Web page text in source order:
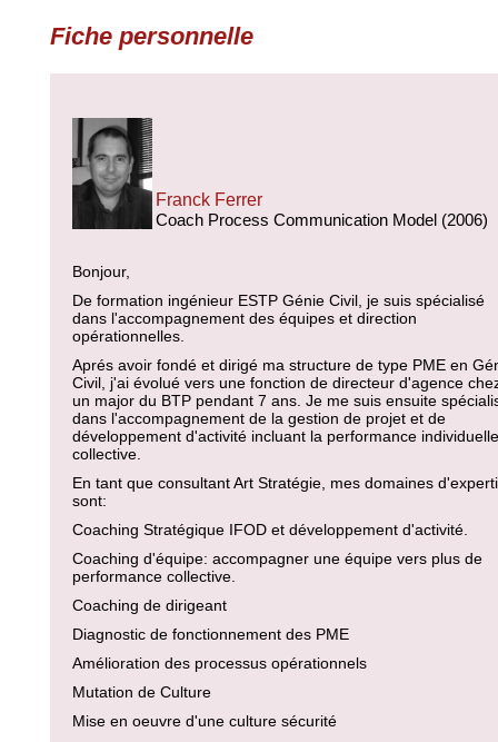
Fiche personnelle
Franck Ferrer
Coach Process Communication Model (2006)
Bonjour,
De formation ingénieur ESTP Génie Civil, je suis spécialisé
dans l'accompagnement des équipes et direction
opérationnelles.
Aprés avoir fondé et dirigé ma structure de type PME en
Civil, j'ai évolué vers une fonction de directeur d'agence
un major du BTP pendant 7 ans. Je me suis ensuite
dans l'accompagnement de la gestion de projet et de
développement d'activité incluant la performance
collective.
En tant que consultant Art Stratégie, mes domaines
sont:
Coaching Stratégique IFOD et développement d'activité.
Coaching d'équipe: accompagner une équipe vers plus de
performance collective.
Coaching de dirigeant
Diagnostic de fonctionnement des PME
Amélioration des processus opérationnels
Mutation de Culture
Mise en oeuvre d'une culture sécurité